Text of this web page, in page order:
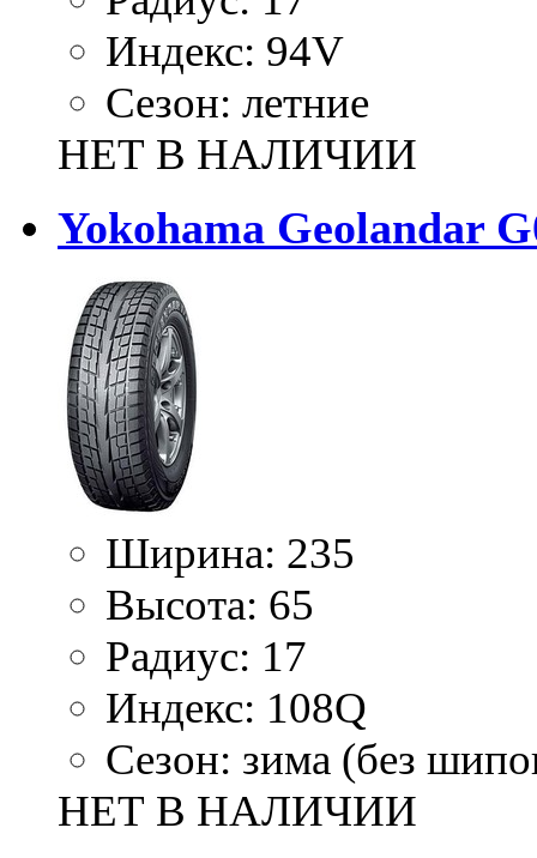
Индекс: 94V
Сезон: летние
НЕТ В НАЛИЧИИ
Yokohama Geolandar
Ширина: 235
Высота: 65
Радиус: 17
Индекс: 108Q
Сезон: зима (без
НЕТ В НАЛИЧИИ